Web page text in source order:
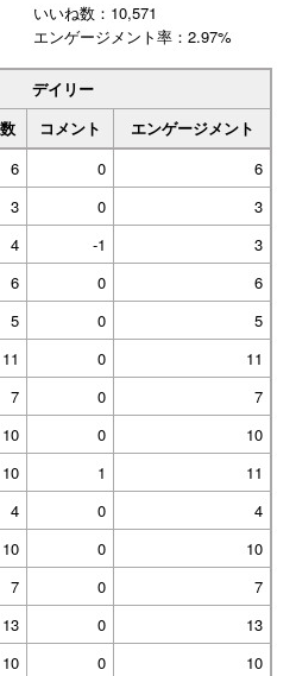
いいね数：10,571
エンゲージメント率：2.97%
デイリー
コメント
エンゲージメント
6 0
6
3 0
3
4 -1
3
6 0
6
5 0
5
11 0
11
7 0
7
10 0
10
10 1
11
4 0
4
10 0
10
7 0
7
13 0
13
10 0
10